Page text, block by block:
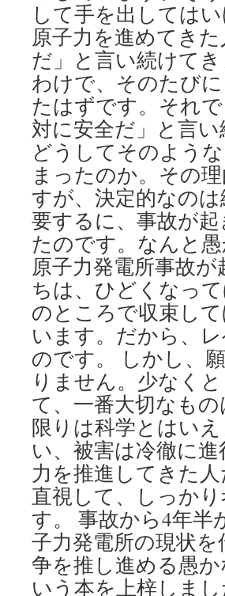
して手を出しては
原子力を進めてき
だ」と言い続けて
わけで、そのたび
たはずです。それ
対に安全だ」と言
どうしてそのよう
まったのか。その
すが、決定的なの
要するに、事故が
たのです。なんと
原子力発電所事故
ちは、ひどくなっ
のところで収束し
います。だから、
のです。 しかし、
りません。少なく
て、一番大切なも
限りは科学とはい
い、被害は冷徹に
力を推進してきた
直視して、しっか
す。 事故から4年半
子力発電所の現状
争を推し進める愚
いう本を上梓しま